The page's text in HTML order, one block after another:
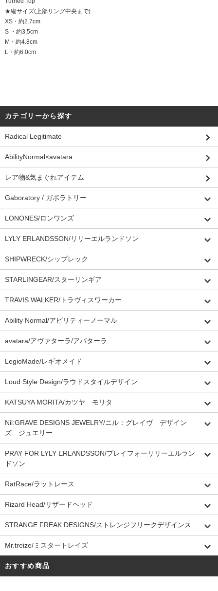
★縦サイズ(上部リング中央まで)
XS・約2.7cm
S ・約3.5cm
M・約4.8cm
L・約6.0cm
カテゴリーから探す
Radical Legitimate
AbilityNormal×avatara
レア物&気まぐれアイテム
Gaboratory / ガボラトリー
LONONES/ロンワンズ
LYLY ERLANDSSON/リリーエルランドソン
SHIPWRECK/シップレック
STARLINGEAR/スターリンギア
TRAVIS WALKER/トラヴィスワーカー
Ability Normal/アビリティーノーマル
avatara/アヴァターラ/アバターラ
LegioMade/レギオメイド
Loud Style Design/ラウドスタイルデザイン
KATSUYA MORITA/カツヤ モリタ
Nil:GRAVE DESIGNS JEWELRY/ニル：グレイヴ デザイン
ズ ジュエリー
PRAY FOR LYLY ERLANDSSON/プレイフォーリリーエルラン
ドソン
RatRace/ラットレース
Rizard Head/リザードヘッド
STRANGE FREAK DESIGNS/ストレンジフリークデザインス
Mr.treize/ミスタートレイズ
おすすめ商品